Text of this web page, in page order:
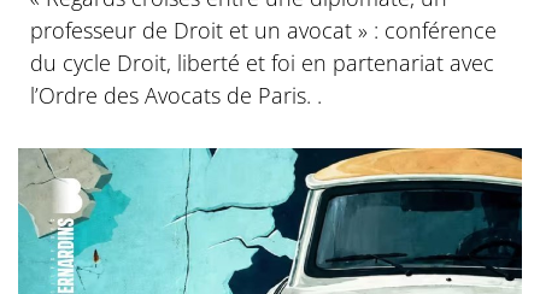
professeur de Droit et un avocat » : conférence
du cycle Droit, liberté et foi en partenariat avec
l’Ordre des Avocats de Paris. .